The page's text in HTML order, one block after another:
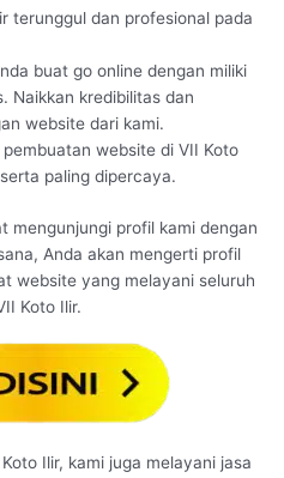
terunggul dan profesional pada
buat go online dengan miliki
Naikkan kredibilitas dan
website dari kami.
website di VII Koto
paling dipercaya.
mengunjungi profil kami dengan
Anda akan mengerti profil
website yang melayani seluruh
Koto Ilir.
Ilir, kami juga melayani jasa